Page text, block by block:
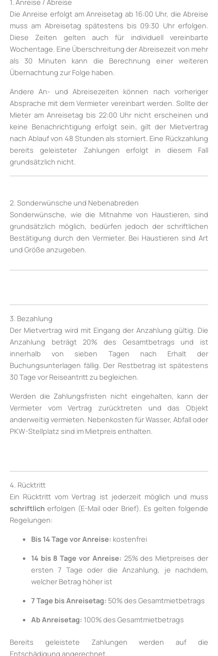
1. Anreise / Abreise
Die Anreise erfolgt am Anreisetag ab 16:00 Uhr, die Abreise
muss am Abreisetag spätestens bis 09:30 Uhr erfolgen.
Diese Zeiten gelten auch für individuell vereinbarte
Wochentage. Eine Überschreitung der Abreisezeit von mehr
als 30 Minuten kann die Berechnung einer weiteren
Übernachtung zur Folge haben.
Andere An- und Abreisezeiten können nach vorheriger
Absprache mit dem Vermieter vereinbart werden. Sollte der
Mieter am Anreisetag bis 22:00 Uhr nicht erscheinen und
keine Benachrichtigung erfolgt sein, gilt der Mietvertrag
nach Ablauf von 48 Stunden als storniert. Eine Rückzahlung
bereits geleisteter Zahlungen erfolgt in diesem Fall
grundsätzlich nicht.
2. Sonderwünsche und Nebenabreden
Sonderwünsche, wie die Mitnahme von Haustieren, sind
grundsätzlich möglich, bedürfen jedoch der schriftlichen
Bestätigung durch den Vermieter. Bei Haustieren sind Art
und Größe anzugeben.
3. Bezahlung
Der Mietvertrag wird mit Eingang der Anzahlung gültig. Die
Anzahlung beträgt 20% des Gesamtbetrags und ist
innerhalb von sieben Tagen nach Erhalt der
Buchungsunterlagen fällig. Der Restbetrag ist spätestens
30 Tage vor Reiseantritt zu begleichen.
Werden die Zahlungsfristen nicht eingehalten, kann der
Vermieter vom Vertrag zurücktreten und das Objekt
anderweitig vermieten. Nebenkosten für Wasser, Abfall oder
PKW-Stellplatz sind im Mietpreis enthalten.
4. Rücktritt
Ein Rücktritt vom Vertrag ist jederzeit möglich und muss
schriftlich erfolgen (E-Mail oder Brief). Es gelten folgende
Regelungen:
Bis 14 Tage vor Anreise: kostenfrei
14 bis 8 Tage vor Anreise: 25% des Mietpreises der
ersten 7 Tage oder die Anzahlung, je nachdem,
welcher Betrag höher ist
7 Tage bis Anreisetag: 50% des Gesamtmietbetrags
Ab Anreisetag: 100% des Gesamtmietbetrags
Bereits geleistete Zahlungen werden auf die
Entschädigung angerechnet.